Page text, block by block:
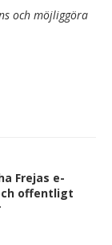
och möjliggöra
Frejas e-
offentligt